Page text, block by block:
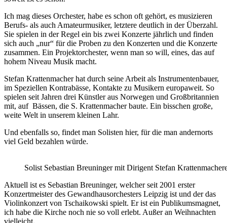
Ich mag dieses Orchester, habe es schon oft gehört, es musizieren
Berufs- als auch Amateurmusiker, letztere deutlich in der Überzahl.
Sie spielen in der Regel ein bis zwei Konzerte jährlich und finden
sich auch „nur“ für die Proben zu den Konzerten und die Konzerte
zusammen. Ein Projektorchester, wenn man so will, eines, das auf
hohem Niveau Musik macht.
Stefan Krattenmacher hat durch seine Arbeit als Instrumentenbauer,
im Speziellen Kontrabässe, Kontakte zu Musikern europaweit. So
spielen seit Jahren drei Künstler aus Norwegen und Großbritannien
mit, auf Bässen, die S. Krattenmacher baute. Ein bisschen große,
weite Welt in unserem kleinen Lahr.
Und ebenfalls so, findet man Solisten hier, für die man andernorts
viel Geld bezahlen würde.
Solist Sebastian Breuninger mit Dirigent Stefan
Aktuell ist es Sebastian Breuninger, welcher seit 2001 erster
Konzertmeister des Gewandhausorchesters Leipzig ist und der das
Violinkonzert von Tschaikowski spielt. Er ist ein Publikumsmagnet,
ich habe die Kirche noch nie so voll erlebt. Außer an Weihnachten
vielleicht.